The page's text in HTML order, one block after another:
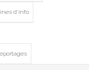
d'info